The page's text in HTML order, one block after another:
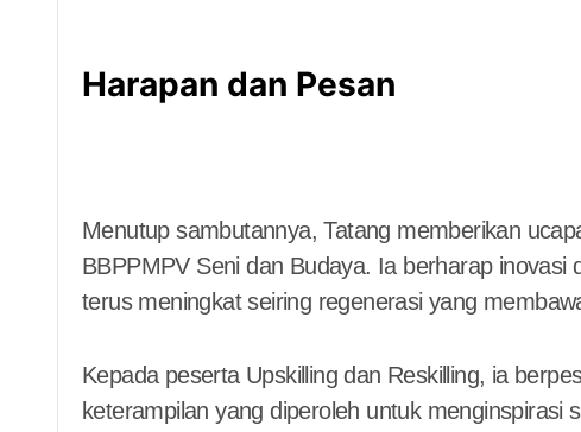
Harapan dan Pesan
Menutup sambutannya, Tatang memberikan
BBPPMPV Seni dan Budaya. Ia berharap inovasi
terus meningkat seiring regenerasi yang
Kepada peserta Upskilling dan Reskilling, ia
keterampilan yang diperoleh untuk menginspirasi